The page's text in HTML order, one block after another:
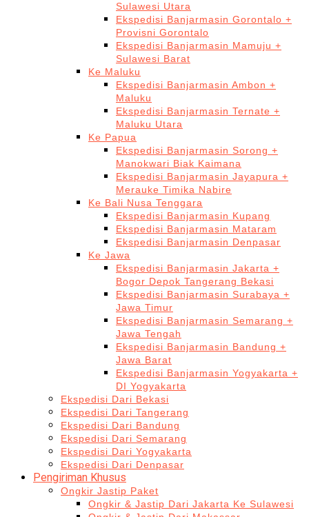
Sulawesi Utara
Ekspedisi Banjarmasin Gorontalo +
Provisni Gorontalo
Ekspedisi Banjarmasin Mamuju +
Sulawesi Barat
Ke Maluku
Ekspedisi Banjarmasin Ambon +
Maluku
Ekspedisi Banjarmasin Ternate +
Maluku Utara
Ke Papua
Ekspedisi Banjarmasin Sorong +
Manokwari Biak Kaimana
Ekspedisi Banjarmasin Jayapura +
Merauke Timika Nabire
Ke Bali Nusa Tenggara
Ekspedisi Banjarmasin Kupang
Ekspedisi Banjarmasin Mataram
Ekspedisi Banjarmasin Denpasar
Ke Jawa
Ekspedisi Banjarmasin Jakarta +
Bogor Depok Tangerang Bekasi
Ekspedisi Banjarmasin Surabaya +
Jawa Timur
Ekspedisi Banjarmasin Semarang +
Jawa Tengah
Ekspedisi Banjarmasin Bandung +
Jawa Barat
Ekspedisi Banjarmasin Yogyakarta +
DI Yogyakarta
Ekspedisi Dari Bekasi
Ekspedisi Dari Tangerang
Ekspedisi Dari Bandung
Ekspedisi Dari Semarang
Ekspedisi Dari Yogyakarta
Ekspedisi Dari Denpasar
Pengiriman Khusus
Ongkir Jastip Paket
Ongkir & Jastip Dari Jakarta Ke Sulawesi